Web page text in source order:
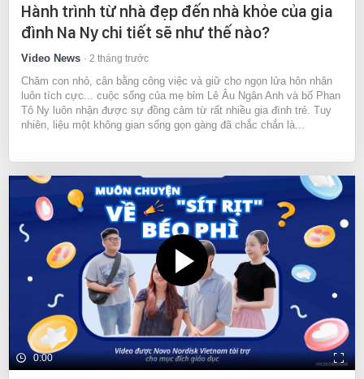
Hành trình từ nhà đẹp đến nhà khỏe của gia
đình Na Ny chi tiết sẽ như thế nào?
Video News 2 tháng trước
Chăm con nhỏ, cân bằng công việc và giữ cho ngọn lửa hôn nhân
luôn tích cực... cuộc sống của mẹ bỉm Lê Âu Ngân Anh và bố Phan
Tô Ny luôn nhận được sự đồng cảm từ rất nhiều gia đình trẻ. Tuy
nhiên, liệu một không gian sống gọn gàng đã chắc chắn là...
0:00